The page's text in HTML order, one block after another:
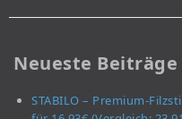
Neueste Beiträge
STABILO – Premium-